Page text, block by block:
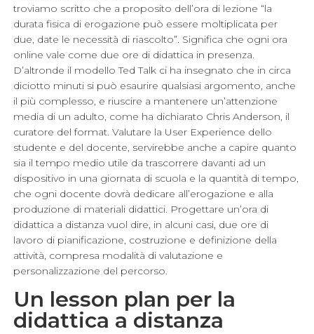
troviamo scritto che a proposito dell’ora di lezione “la
durata fisica di erogazione può essere moltiplicata per
due, date le necessità di riascolto”. Significa che ogni ora
online vale come due ore di didattica in presenza.
D’altronde il modello Ted Talk ci ha insegnato che in circa
diciotto minuti si può esaurire qualsiasi argomento, anche
il più complesso, e riuscire a mantenere un’attenzione
media di un adulto, come ha dichiarato Chris Anderson, il
curatore del format. Valutare la User Experience dello
studente e del docente, servirebbe anche a capire quanto
sia il tempo medio utile da trascorrere davanti ad un
dispositivo in una giornata di scuola e la quantità di tempo,
che ogni docente dovrà dedicare all’erogazione e alla
produzione di materiali didattici. Progettare un’ora di
didattica a distanza vuol dire, in alcuni casi, due ore di
lavoro di pianificazione, costruzione e definizione della
attività, compresa modalità di valutazione e
personalizzazione del percorso.
Un lesson plan per la
didattica a distanza